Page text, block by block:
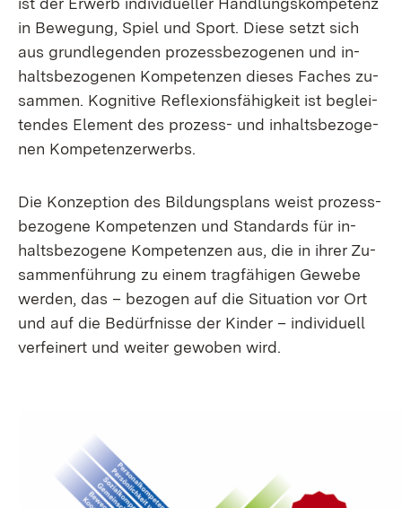
in Be­we­gung, Spiel und Sport. Die­se setzt sich
aus grund­le­gen­den pro­zess­be­zo­ge­nen und in­
halts­be­zo­ge­nen Kom­pe­ten­zen die­ses Fa­ches zu­
sam­men. Ko­gni­ti­ve Re­fle­xi­ons­fä­hig­keit ist be­glei­
ten­des Ele­ment des pro­zess- und in­halts­be­zo­ge­
nen Kom­pe­ten­z­er­werbs.
Die Kon­zep­ti­on des Bil­dungs­plans weist pro­zess­
be­zo­ge­ne Kom­pe­ten­zen und Stan­dards für in­
halts­be­zo­ge­ne Kom­pe­ten­zen aus, die in ih­rer Zu­
sam­men­füh­rung zu ei­nem trag­fä­hi­gen Ge­we­be
wer­den, das – be­zo­gen auf die Si­tua­ti­on vor Ort
und auf die Be­dürf­nis­se der Kin­der – in­di­vi­du­ell
ver­fei­nert und wei­ter ge­wo­ben wird.